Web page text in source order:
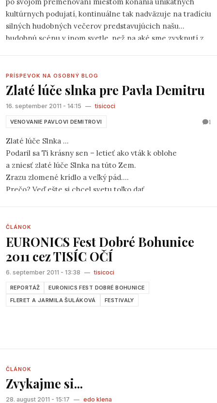
kultúrnych podujatí, kontinuálne tak nadväzuje na tradíciu
silných hudobných večerov predstavujúcich našu
hudobnú scénu v inom svetle, než na aké sme zvyknutí z
zaslúženej publicity, sa v sobotu 22.10.2011 konal tretí.
Tentoraz s názvomeM Fest 2011 , dramaturgicky a
žánrovo koncipovaný trochu inak. Vystúpilo v rámci neho
šesť interpretov, každý iný, svojím nezameniteľným
spôsobom originálny. Všetkých vystupujúcich však spájal
naopak sa z nej svojou pozíciou vyčleňujú.
PRÍSPEVOK NA OSOBNÝ BLOG
Zlaté lúče slnka pre Pavla Demitru
16. september 2011 - 14:15 — tisicoci
VENOVANIE PAVLOVI DEMITROVI 1
Zlaté lúče Slnka ...
Podaril sa Ti krásny sen – letieť ako vták k oblohe
a zniesť zlaté lúče Slnka na túto Zem.
Zrazu zlomené krídlo a veľký pád.
Prečo? Veď ešte si chcel svetu toľko dať.
veď výhry boli krédom Tvojho života.
ČLÁNOK
EURONICS Fest Dobré Bohunice
2011 cez TISÍC OČÍ
6. september 2011 - 13:38 — tisicoci
REPORTÁŽ
EURONICS FEST DOBRÉ BOHUNICE
FLERET A JARMILA ŠULÁKOVÁ
FESTIVALY
ČLÁNOK
Zvykajme si...
28. august 2011 - 15:17 — edo klena